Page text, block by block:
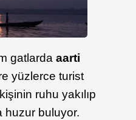
gatlarda aarti
yüzlerce turist
ruhu yakılıp
huzur buluyor.